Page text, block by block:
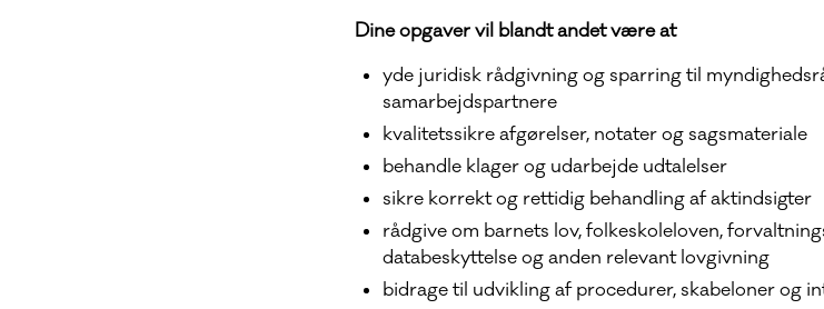
Dine opgaver vil blandt andet være at
yde juridisk rådgivning og sparring til
samarbejdspartnere
kvalitetssikre afgørelser, notater og sagsmateriale
behandle klager og udarbejde udtalelser
sikre korrekt og rettidig behandling af aktindsigter
rådgive om barnets lov, folkeskoleloven,
databeskyttelse og anden relevant lovgivning
bidrage til udvikling af procedurer, skabeloner og